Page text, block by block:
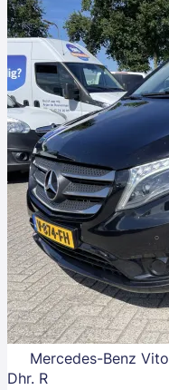
Mercedes-Benz Vito
Dhr. R